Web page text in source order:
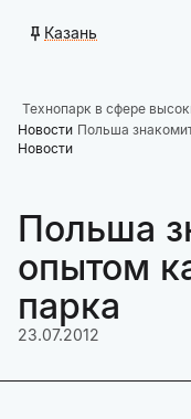
Казань
Технопарк в сфере
Новости Польша
Новости
Польша
опытом
парка
23.07.2012